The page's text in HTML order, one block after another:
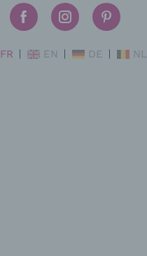
FR EN DE NL